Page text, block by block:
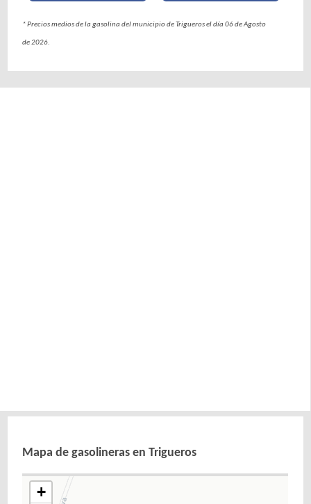
* Precios medios de la gasolina del municipio de Trigueros el día 06 de Agosto
de 2026.
Mapa de gasolineras en Trigueros
+